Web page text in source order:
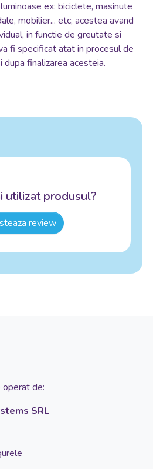
ex: biciclete, masinute
mobilier... etc, acestea avand
in functie de greutate si
fi specificat atat in procesul de
dupa finalizarea acesteia.
utilizat produsul?
review
de:
SRL